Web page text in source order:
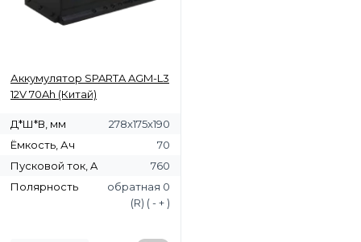
Аккумулятор SPARTA AGM-L3
12V 70Ah (Китай)
Д*Ш*В, мм
278х175х190
Ёмкость, Ач
70
Пусковой ток, A
760
Полярность
обратная 0
(R) ( - + )